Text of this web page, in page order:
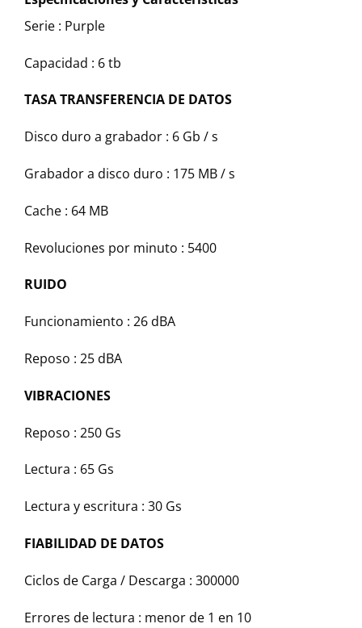
Serie : Purple
Capacidad : 6 tb
TASA TRANSFERENCIA DE DATOS
Disco duro a grabador : 6 Gb / s
Grabador a disco duro : 175 MB / s
Cache : 64 MB
Revoluciones por minuto : 5400
RUIDO
Funcionamiento : 26 dBA
Reposo : 25 dBA
VIBRACIONES
Reposo : 250 Gs
Lectura : 65 Gs
Lectura y escritura : 30 Gs
FIABILIDAD DE DATOS
Ciclos de Carga / Descarga : 300000
Errores de lectura : menor de 1 en 10